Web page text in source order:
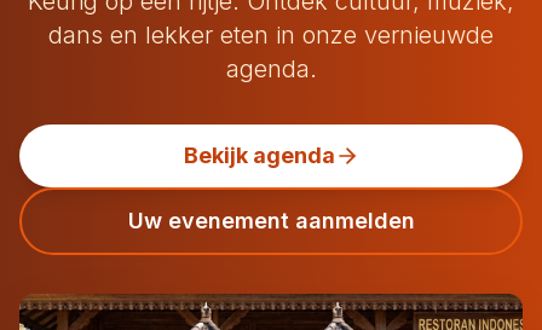
dans en lekker eten in onze vernieuwde
agenda.
Bekijk agenda
Uw evenement aanmelden